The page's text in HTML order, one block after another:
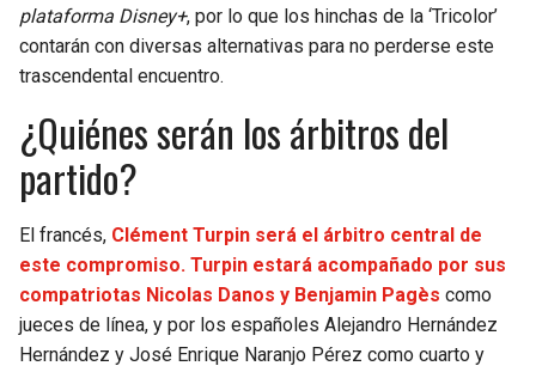
plataforma Disney+, por lo que los hinchas de la ‘Tricolor’
contarán con diversas alternativas para no perderse este
trascendental encuentro.
¿Quiénes serán los árbitros del
partido?
El francés, Clément Turpin será el árbitro central de
este compromiso. Turpin estará acompañado por sus
compatriotas Nicolas Danos y Benjamin Pagès como
jueces de línea, y por los españoles Alejandro Hernández
Hernández y José Enrique Naranjo Pérez como cuarto y